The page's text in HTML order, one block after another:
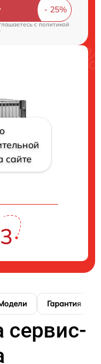
cполитикой
сайте
Гарантия